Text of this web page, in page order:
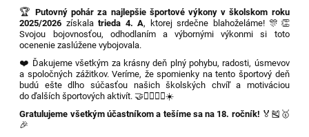
🏆 Putovný pohár za najlepšie športové výkony v školskom roku
2025/2026 získalatrieda 4. A, ktorej srdečne blahoželáme! 🎊👏
Svojou bojovnosťou, odhodlaním a výbornými výkonmi si toto
ocenenie zaslúžene vybojovala.
❤️ Ďakujeme všetkým za krásny deň plný pohybu, radosti, úsmevov
a spoločných zážitkov. Veríme, že spomienky na tento športový deň
budú ešte dlho súčasťou našich školských chvíľ a motiváciou
do ďalších športových aktivít. 🤝🏃‍♀️🏃‍♂️☀️
Gratulujeme všetkým účastníkom a tešíme sa na 18. ročník! 🏅🎽🥇
🎉